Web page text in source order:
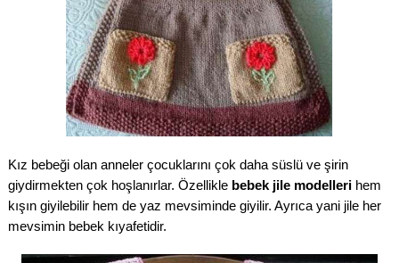
Kız bebeği olan anneler çocuklarını çok daha süslü ve şirin
giydirmekten çok hoşlanırlar. Özellikle bebek jile modellerihem
kışın giyilebilir hem de yaz mevsiminde giyilir. Ayrıca yani jile her
mevsimin bebek kıyafetidir.